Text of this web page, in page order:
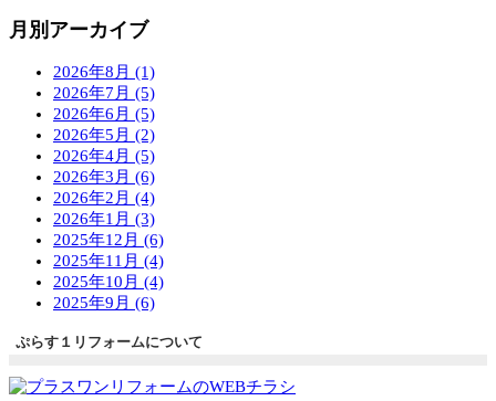
月別アーカイブ
2026年8月 (1)
2026年7月 (5)
2026年6月 (5)
2026年5月 (2)
2026年4月 (5)
2026年3月 (6)
2026年2月 (4)
2026年1月 (3)
2025年12月 (6)
2025年11月 (4)
2025年10月 (4)
2025年9月 (6)
ぷらす１リフォームについて